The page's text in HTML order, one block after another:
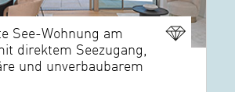
See-Wohnung am
direktem Seezugang,
und unverbaubarem